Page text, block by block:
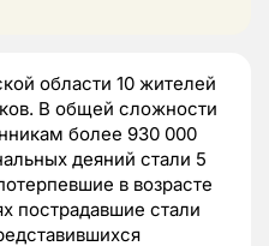
области 10 жителей
В общей сложности
более 930 000
деяний стали 5
в возрасте
пострадавшие стали